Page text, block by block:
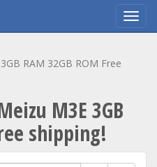
RAM 32GB ROM Free
M3E 3GB
shipping!